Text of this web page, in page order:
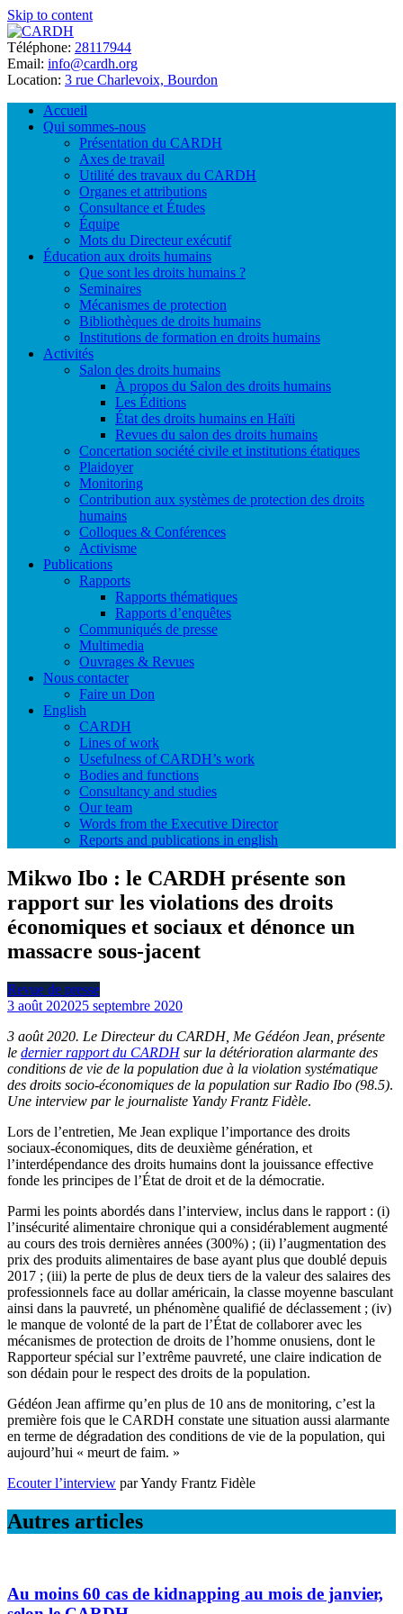
Skip to content
Téléphone: 28117944
Email: info@cardh.org
Location: 3 rue Charlevoix, Bourdon
Accueil
Qui sommes-nous
Présentation du CARDH
Axes de travail
Utilité des travaux du CARDH
Organes et attributions
Consultance et Études
Équipe
Mots du Directeur exécutif
Éducation aux droits humains
Que sont les droits humains ?
Seminaires
Mécanismes de protection
Bibliothèques de droits humains
Institutions de formation en droits humains
Activités
Salon des droits humains
À propos du Salon des droits humains
Les Éditions
État des droits humains en Haïti
Revues du salon des droits humains
Concertation société civile et institutions étatiques
Plaidoyer
Monitoring
Contribution aux systèmes de protection des droits
humains
Colloques & Conférences
Activisme
Publications
Rapports
Rapports thématiques
Rapports d’enquêtes
Communiqués de presse
Multimedia
Ouvrages & Revues
Nous contacter
Faire un Don
English
CARDH
Lines of work
Usefulness of CARDH’s work
Bodies and functions
Consultancy and studies
Our team
Words from the Executive Director
Reports and publications in english
Mikwo Ibo : le CARDH présente son
rapport sur les violations des droits
économiques et sociaux et dénonce un
massacre sous-jacent
Revue de presse
3 août 202025 septembre 2020
3 août 2020. Le Directeur du CARDH, Me Gédéon Jean, présente
le dernier rapport du CARDHsur la détérioration alarmante des
conditions de vie de la population due à la violation systématique
des droits socio-économiques de la population sur Radio Ibo (98.5).
Une interview par le journaliste Yandy Frantz Fidèle.
Lors de l’entretien, Me Jean explique l’importance des droits
sociaux-économiques, dits de deuxième génération, et
l’interdépendance des droits humains dont la jouissance effective
fonde les principes de l’État de droit et de la démocratie.
Parmi les points abordés dans l’interview, inclus dans le rapport : (i)
l’insécurité alimentaire chronique qui a considérablement augmenté
au cours des trois dernières années (300%) ; (ii) l’augmentation des
prix des produits alimentaires de base ayant plus que doublé depuis
2017 ; (iii) la perte de plus de deux tiers de la valeur des salaires des
professionnels face au dollar américain, la classe moyenne basculant
ainsi dans la pauvreté, un phénomène qualifié de déclassement ; (iv)
le manque de volonté de la part de l’État de collaborer avec les
mécanismes de protection de droits de l’homme onusiens, dont le
Rapporteur spécial sur l’extrême pauvreté, une claire indication de
son dédain pour le respect des droits de la population.
Gédéon Jean affirme qu’en plus de 10 ans de monitoring, c’est la
première fois que le CARDH constate une situation aussi alarmante
en terme de dégradation des conditions de vie de la population, qui
aujourd’hui « meurt de faim. »
Ecouter l’interview par Yandy Frantz Fidèle
Autres articles
Au moins 60 cas de kidnapping au mois de janvier,